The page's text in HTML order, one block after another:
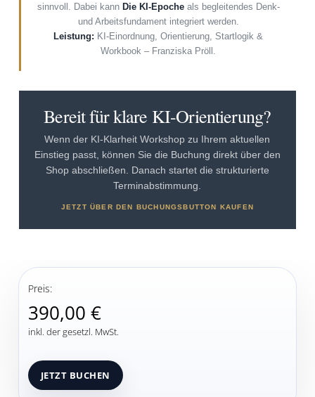
sinnvoll. Dabei kann Die KI-Epocheals begleitendes Denk-
und Arbeitsfundament integriert werden.
Leistung: KI-Einordnung, Orientierung, Startlogik &
Workbook – Franziska Pröll.
Bereit für klare KI-Orientierung?
Wenn der KI-Klarheit Workshop zu Ihrem aktuellen
Einstieg passt, können Sie die Buchung direkt über den
Shop abschließen. Danach startet die strukturierte
Terminabstimmung.
JETZT ÜBER DEN BUCHUNGSBUTTON KAUFEN
Preis:
390,00 €
inkl. der gesetzl. MwSt.